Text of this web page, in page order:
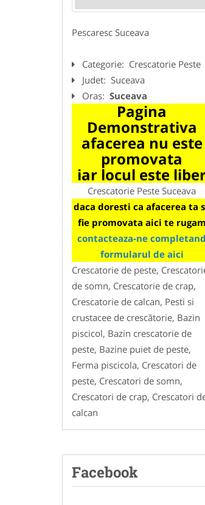
Pescaresc Suceava
Categorie: Crescatorie Peste
Judet: Suceava
Oras: Suceava
Pagina
Demonstrativa
afacerea nu este
promovata
iar locul este
Crescatorie Peste Suceava
daca doresti ca afacerea ta
fie promovata aici te rugam
contacteaza-ne completand
formularul de aici
Crescatorie de peste,
de somn, Crescatorie de crap,
Crescatorie de calcan, Pesti si
crustacee de crescătorie, Bazin
piscicol, Bazin crescatorie de
peste, Bazine puiet de peste,
Ferma piscicola, Crescatori de
peste, Crescatori de somn,
Crescatori de crap, Crescatori
calcan
Facebook